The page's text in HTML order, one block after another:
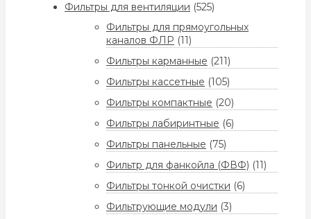
Фильтры для вентиляции (525)
Фильтры для прямоугольных
каналов ФЛР (11)
Фильтры карманные (211)
Фильтры кассетные (105)
Фильтры компактные (20)
Фильтры лабиринтные (6)
Фильтры панельные (75)
Фильтр для фанкойла (ФВФ) (11)
Фильтры тонкой очистки (6)
Фильтрующие модули (3)